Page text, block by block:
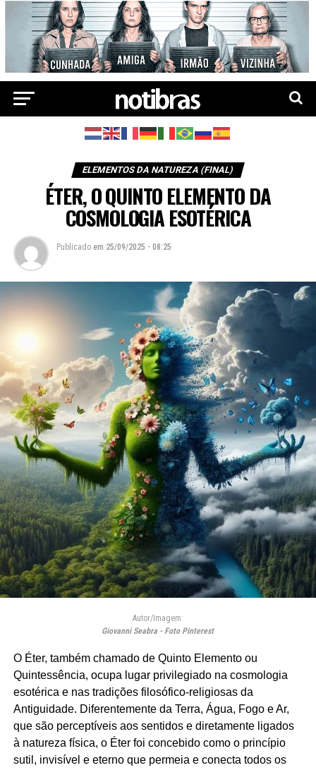
ELEMENTOS DA NATUREZA (FINAL)
ÉTER, O QUINTO ELEMENTO DA
COSMOLOGIA ESOTÉRICA
Publicado em 25/09/2025 - 08:25
Autor/Imagem:
Giovanni Seabra - Foto Pinterest
O Éter, também chamado de Quinto Elemento ou
Quintessência, ocupa lugar privilegiado na cosmologia
esotérica e nas tradições filosófico-religiosas da
Antiguidade. Diferentemente da Terra, Água, Fogo e Ar,
que são perceptíveis aos sentidos e diretamente ligados
à natureza física, o Éter foi concebido como o princípio
sutil, invisível e eterno que permeia e conecta todos os